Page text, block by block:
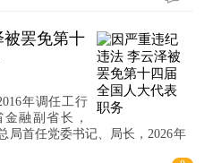
被罢免第十
年调任工行
融副省长，
局首任党委书记、局长，2026年